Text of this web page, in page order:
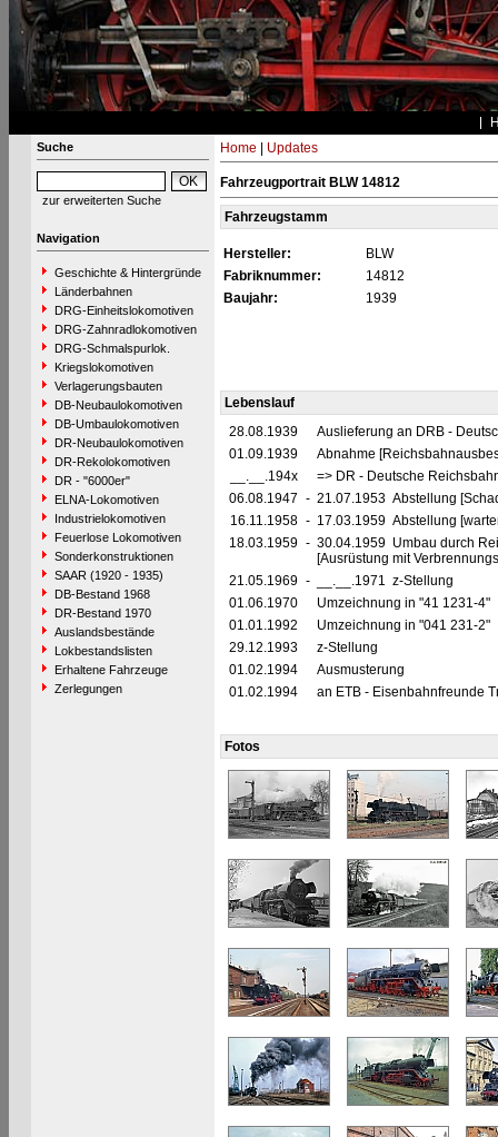
Suche
zur erweiterten Suche
Navigation
Geschichte & Hintergründe
Länderbahnen
DRG-Einheitslokomotiven
DRG-Zahnradlokomotiven
DRG-Schmalspurlok.
Kriegslokomotiven
Verlagerungsbauten
DB-Neubaulokomotiven
DB-Umbaulokomotiven
DR-Neubaulokomotiven
DR-Rekolokomotiven
DR - "6000er"
ELNA-Lokomotiven
Industrielokomotiven
Feuerlose Lokomotiven
Sonderkonstruktionen
SAAR (1920 - 1935)
DB-Bestand 1968
DR-Bestand 1970
Auslandsbestände
Lokbestandslisten
Erhaltene Fahrzeuge
Zerlegungen
Home Updates
Fahrzeugportrait BLW 14812
Fahrzeugstamm
Hersteller:
BLW
Fabriknummer:
14812
Baujahr:
1939
Lebenslauf
28.08.1939
Auslieferung an DRB -
01.09.1939
Abnahme
__.__.194x
=> DR - Deutsche
06.08.1947 - 21.07.1953 Abstellung
16.11.1958 - 17.03.1959 Abstellung
18.03.1959 - 30.04.1959 Umbau durch
[Ausrüstung mit
21.05.1969 -
__.__.1971 z-Stellung
01.06.1970
Umzeichnung in "41 1231-4"
01.01.1992
Umzeichnung in "041 231-2"
29.12.1993
z-Stellung
01.02.1994
Ausmusterung
01.02.1994
an ETB - Eisenbahnfreunde
Fotos